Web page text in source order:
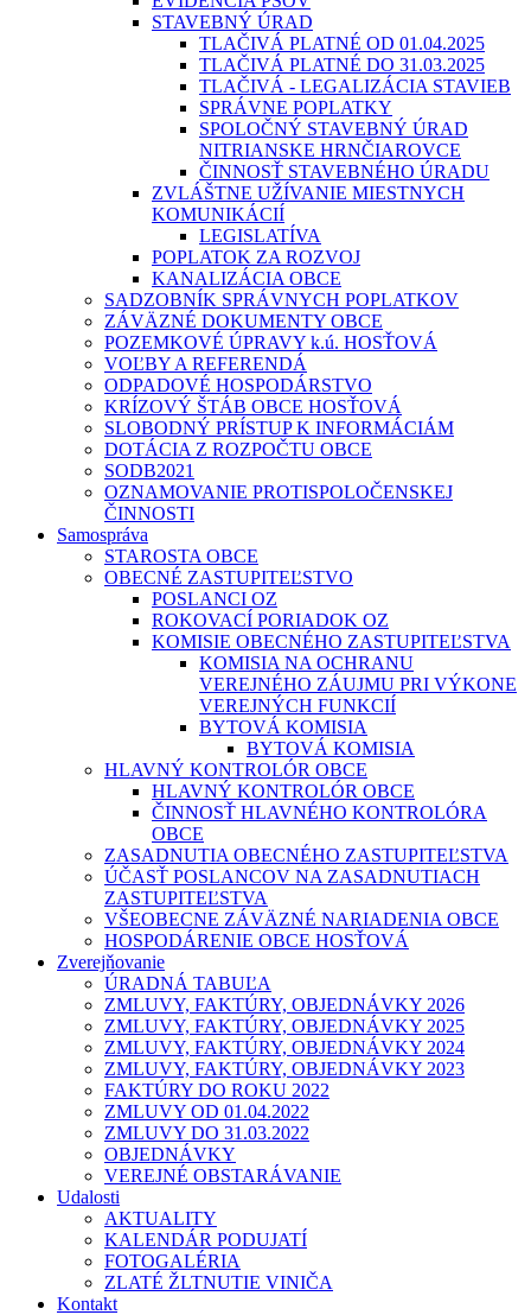
STAVEBNÝ ÚRAD
TLAČIVÁ PLATNÉ OD 01.04.2025
TLAČIVÁ PLATNÉ DO 31.03.2025
TLAČIVÁ - LEGALIZÁCIA STAVIEB
SPRÁVNE POPLATKY
SPOLOČNÝ STAVEBNÝ ÚRAD
NITRIANSKE HRNČIAROVCE
ČINNOSŤ STAVEBNÉHO ÚRADU
ZVLÁŠTNE UŽÍVANIE MIESTNYCH
KOMUNIKÁCIÍ
LEGISLATÍVA
POPLATOK ZA ROZVOJ
KANALIZÁCIA OBCE
SADZOBNÍK SPRÁVNYCH POPLATKOV
ZÁVÄZNÉ DOKUMENTY OBCE
POZEMKOVÉ ÚPRAVY k.ú. HOSŤOVÁ
VOĽBY A REFERENDÁ
ODPADOVÉ HOSPODÁRSTVO
KRÍZOVÝ ŠTÁB OBCE HOSŤOVÁ
SLOBODNÝ PRÍSTUP K INFORMÁCIÁM
DOTÁCIA Z ROZPOČTU OBCE
SODB2021
OZNAMOVANIE PROTISPOLOČENSKEJ
ČINNOSTI
Samospráva
STAROSTA OBCE
OBECNÉ ZASTUPITEĽSTVO
POSLANCI OZ
ROKOVACÍ PORIADOK OZ
KOMISIE OBECNÉHO ZASTUPITEĽSTVA
KOMISIA NA OCHRANU
VEREJNÉHO ZÁUJMU PRI VÝKONE
VEREJNÝCH FUNKCIÍ
BYTOVÁ KOMISIA
BYTOVÁ KOMISIA
HLAVNÝ KONTROLÓR OBCE
HLAVNÝ KONTROLÓR OBCE
ČINNOSŤ HLAVNÉHO KONTROLÓRA
OBCE
ZASADNUTIA OBECNÉHO ZASTUPITEĽSTVA
ÚČASŤ POSLANCOV NA ZASADNUTIACH
ZASTUPITEĽSTVA
VŠEOBECNE ZÁVÄZNÉ NARIADENIA OBCE
HOSPODÁRENIE OBCE HOSŤOVÁ
Zverejňovanie
ÚRADNÁ TABUĽA
ZMLUVY, FAKTÚRY, OBJEDNÁVKY 2026
ZMLUVY, FAKTÚRY, OBJEDNÁVKY 2025
ZMLUVY, FAKTÚRY, OBJEDNÁVKY 2024
ZMLUVY, FAKTÚRY, OBJEDNÁVKY 2023
FAKTÚRY DO ROKU 2022
ZMLUVY OD 01.04.2022
ZMLUVY DO 31.03.2022
OBJEDNÁVKY
VEREJNÉ OBSTARÁVANIE
Udalosti
AKTUALITY
KALENDÁR PODUJATÍ
FOTOGALÉRIA
ZLATÉ ŽLTNUTIE VINIČA
Kontakt